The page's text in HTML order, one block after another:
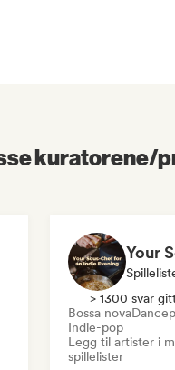
kuratorene/
> 1300 svar
Bossa nova
Indie-pop
Legg til artister i
spillelister